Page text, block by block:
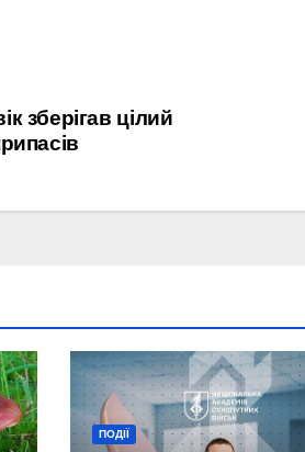
зберігав цілий
ПОДІЇ